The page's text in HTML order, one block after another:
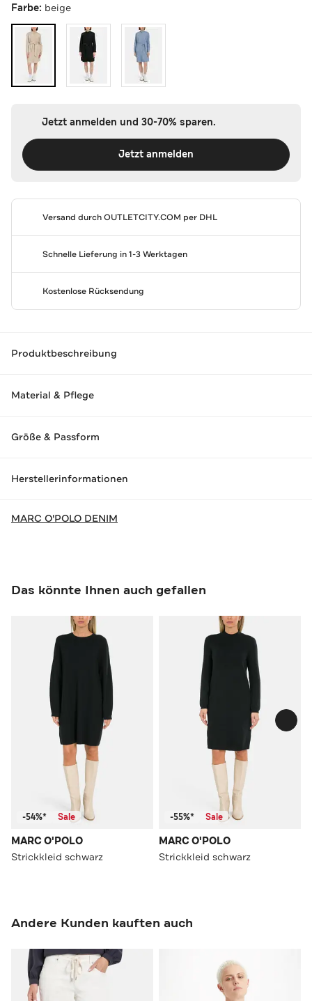
Farbe: beige
Jetzt anmelden und 30-70% sparen.
Jetzt anmelden
Versand durchOUTLETCITY.COM per DHL
Schnelle Lieferung in 1-3 Werktagen
Kostenlose Rücksendung
Produktbeschreibung
Material & Pflege
Größe & Passform
Herstellerinformationen
MARC O'POLO DENIM
Das könnte Ihnen auch gefallen
-54%* Sale
MARC O'POLO
Strickkleid schwarz
-55%* Sale
MARC O'POLO
Strickkleid schwarz
Andere Kunden kauften auch